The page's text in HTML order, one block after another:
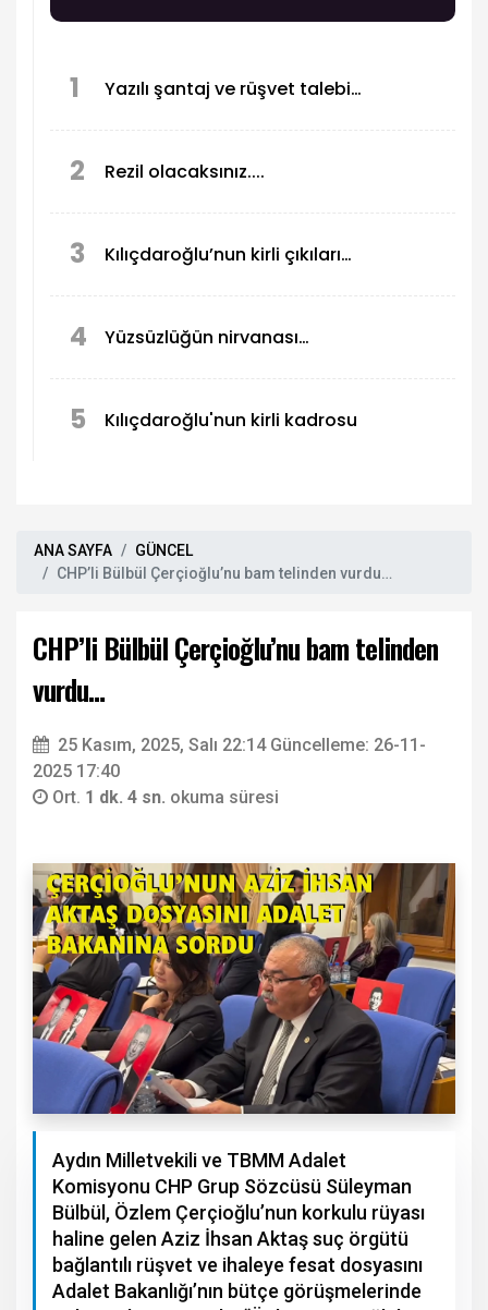
veremezken, kime ahlak satıyorsunuz?
1 Yazılı şantaj ve rüşvet talebi…
2 Rezil olacaksınız....
3 Kılıçdaroğlu’nun kirli çıkıları…
4 Yüzsüzlüğün nirvanası…
5 Kılıçdaroğlu'nun kirli kadrosu
ANA SAYFA
GÜNCEL
CHP’li Bülbül Çerçioğlu’nu bam telinden vurdu…
CHP’li Bülbül Çerçioğlu’nu bam telinden
vurdu…
25 Kasım, 2025, Salı 22:14 Güncelleme: 26-11-
2025 17:40
Ort. 1 dk. 4 sn. okuma süresi
Aydın Milletvekili ve TBMM Adalet
Komisyonu CHP Grup Sözcüsü Süleyman
Bülbül, Özlem Çerçioğlu’nun korkulu rüyası
haline gelen Aziz İhsan Aktaş suç örgütü
bağlantılı rüşvet ve ihaleye fesat dosyasını
Adalet Bakanlığı’nın bütçe görüşmelerinde